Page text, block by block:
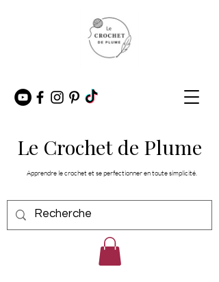
Le Crochet de Plume
Apprendre le crochet et se perfectionner en toute simplicité.